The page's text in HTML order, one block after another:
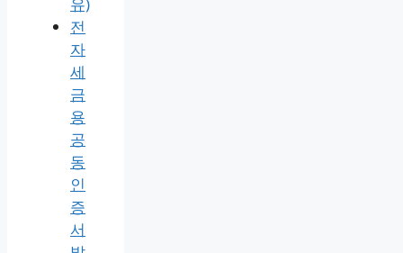
전
자
세
금
용
공
동
인
증
서